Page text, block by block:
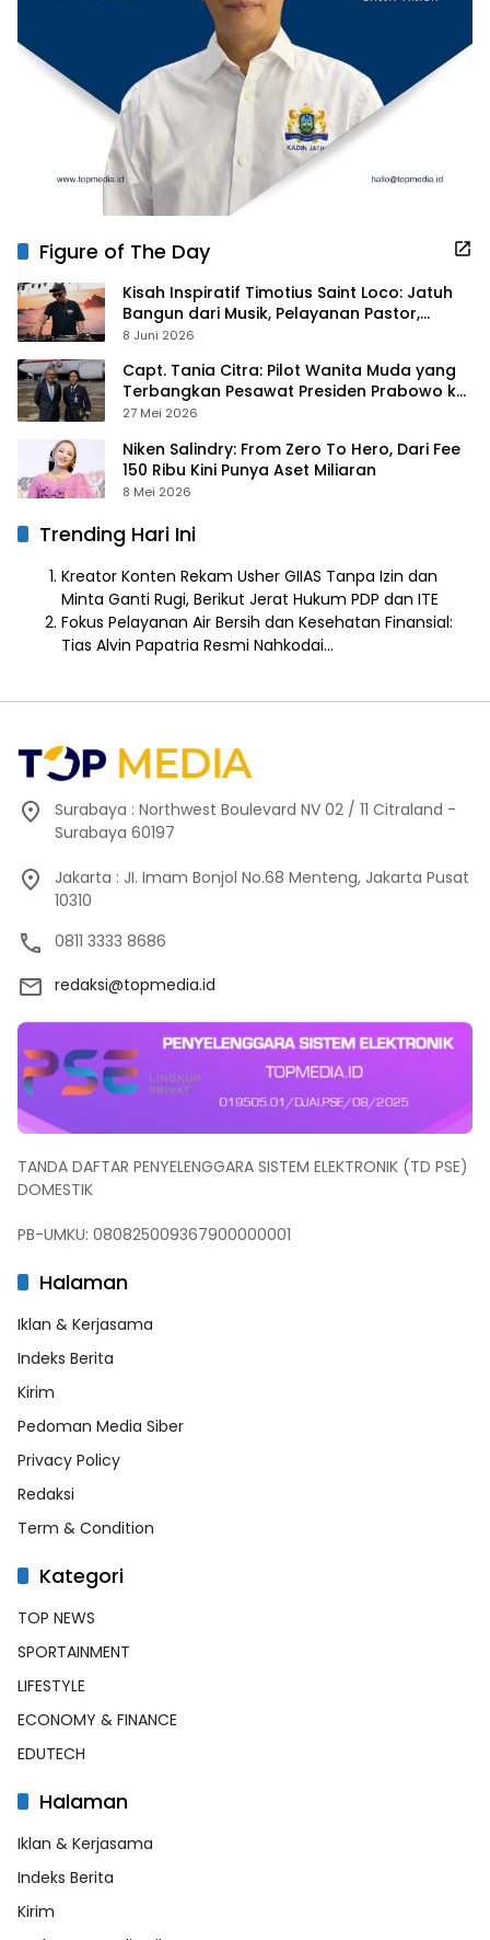
Figure of The Day
Kisah Inspiratif Timotius Saint Loco: Jatuh
Bangun dari Musik, Pelayanan Pastor,
hingga Gurita Bisnis Sambal Babon
8 Juni 2026
Capt. Tania Citra: Pilot Wanita Muda yang
Terbangkan Pesawat Presiden Prabowo ke
Prancis
27 Mei 2026
Niken Salindry: From Zero To Hero, Dari Fee
150 Ribu Kini Punya Aset Miliaran
8 Mei 2026
Trending Hari Ini
Kreator Konten Rekam Usher GIIAS Tanpa Izin dan
Minta Ganti Rugi, Berikut Jerat Hukum PDP dan ITE
Fokus Pelayanan Air Bersih dan Kesehatan Finansial:
Tias Alvin Papatria Resmi Nahkodai…
Surabaya : Northwest Boulevard NV 02 / 11 Citraland -
Surabaya 60197
Jakarta : JI. Imam Bonjol No.68 Menteng, Jakarta Pusat
10310
0811 3333 8686
redaksi@topmedia.id
TANDA DAFTAR PENYELENGGARA SISTEM ELEKTRONIK (TD PSE)
DOMESTIK
PB-UMKU: 080825009367900000001
Halaman
Iklan & Kerjasama
Indeks Berita
Kirim
Pedoman Media Siber
Privacy Policy
Redaksi
Term & Condition
Kategori
TOP NEWS
SPORTAINMENT
LIFESTYLE
ECONOMY & FINANCE
EDUTECH
Halaman
Iklan & Kerjasama
Indeks Berita
Kirim